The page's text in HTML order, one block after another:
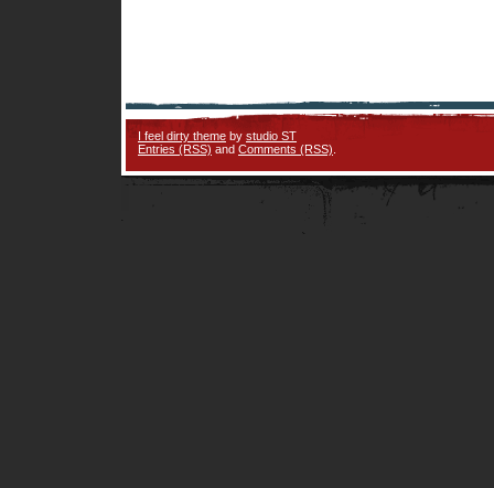
I feel dirty theme by studio ST
Entries (RSS) and Comments (RSS)